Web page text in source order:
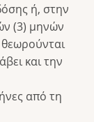
ή, στην
(3) μηνών
και την
από τη